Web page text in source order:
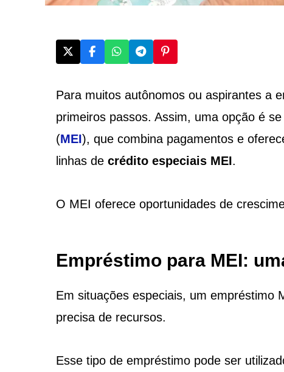
Para muitos autônomos ou aspirantes a
primeiros passos. Assim, uma opção é
(MEI), que combina pagamentos e
linhas de crédito especiais MEI.
O MEI oferece oportunidades de
Empréstimo para MEI:
Em situações especiais, um empréstimo
precisa de recursos.
Esse tipo de empréstimo pode ser